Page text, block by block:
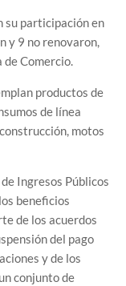
su participación en
y 9 no renovaron,
Comercio.
productos de
de línea
motos
Ingresos Públicos
beneficios
de los acuerdos
del pago
y de los
conjunto de